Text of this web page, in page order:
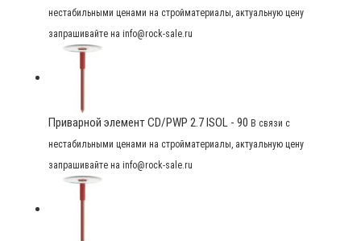
нестабильными ценами на стройматериалы, актуальную цену
запрашивайте на info@rock-sale.ru
Приварной элемент CD/PWP 2.7 ISOL - 90 В связи с
нестабильными ценами на стройматериалы, актуальную цену
запрашивайте на info@rock-sale.ru